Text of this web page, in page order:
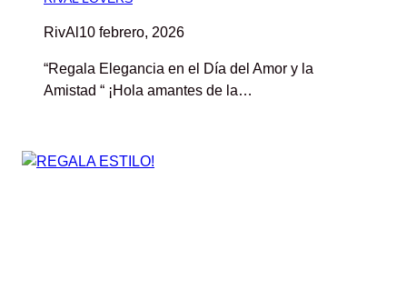
RivAl 10 febrero, 2026
“Regala Elegancia en el Día del Amor y la
Amistad “ ¡Hola amantes de la…